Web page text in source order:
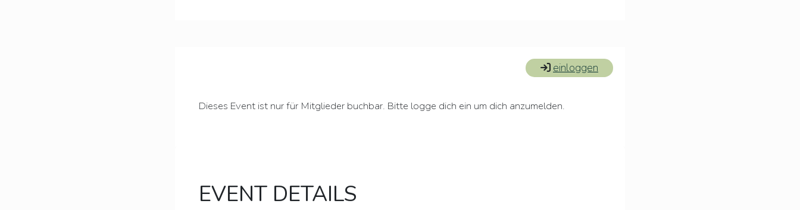
einloggen
Dieses Event ist nur für Mitglieder buchbar. Bitte logge dich ein um dich anzumelden.
EVENT DETAILS